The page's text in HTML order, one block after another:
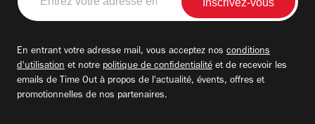
votre
adresse
En entrant votre adresse mail, vous acceptez nos conditions
d'utilisation et notre politique de confidentialité et de recevoir les
emails de Time Out à propos de l'actualité, évents, offres et
promotionnelles de nos partenaires.